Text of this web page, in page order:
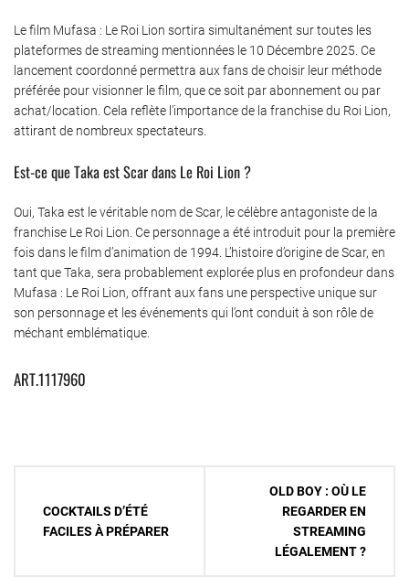
Le film Mufasa : Le Roi Lion sortira simultanément sur toutes les
plateformes de streaming mentionnées le 10 Décembre 2025. Ce
lancement coordonné permettra aux fans de choisir leur méthode
préférée pour visionner le film, que ce soit par abonnement ou par
achat/location. Cela reflète l’importance de la franchise du Roi Lion,
attirant de nombreux spectateurs.
Est-ce que Taka est Scar dans Le Roi Lion ?
Oui, Taka est le véritable nom de Scar, le célèbre antagoniste de la
franchise Le Roi Lion. Ce personnage a été introduit pour la première
fois dans le film d’animation de 1994. L’histoire d’origine de Scar, en
tant que Taka, sera probablement explorée plus en profondeur dans
Mufasa : Le Roi Lion, offrant aux fans une perspective unique sur
son personnage et les événements qui l’ont conduit à son rôle de
méchant emblématique.
ART.1117960
l’article
COCKTAILS D’ÉTÉ
FACILES À PRÉPARER
OLD BOY : OÙ LE
REGARDER EN
STREAMING
LÉGALEMENT ?